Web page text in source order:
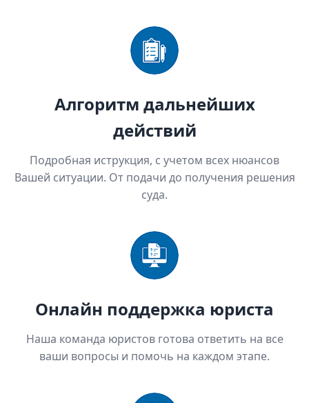
Алгоритм дальнейших
действий
Подробная иструкция, с учетом всех нюансов
Вашей ситуации. От подачи до получения решения
суда.
Онлайн поддержка юриста
Наша команда юристов готова ответить на все
ваши вопросы и помочь на каждом этапе.